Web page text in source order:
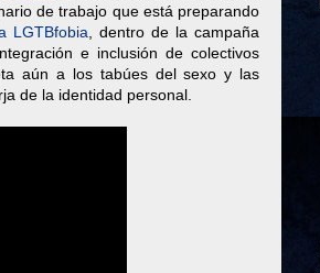
de trabajo que está preparando
LGTBfobia , dentro de la campaña
e inclusión de colectivos
aún a los tabúes del sexo y las
de la identidad personal.